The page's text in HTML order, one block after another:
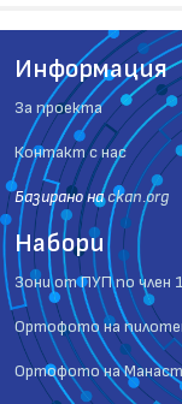
Информация
За проекта
Контакт с нас
Базиранo наckan.org
Набори
Зони от ПУП по член
Ортофото на
Ортофото на